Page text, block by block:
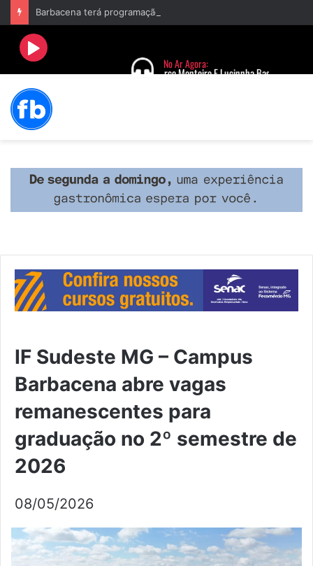
IF Sudeste MG – Campus
Barbacena abre vagas
remanescentes para
graduação no 2º semestre de
2026
08/05/2026